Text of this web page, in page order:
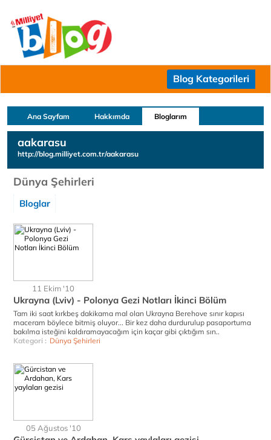
Blog Kategorileri
Ana Sayfam Hakkımda Bloglarım
aakarasu
http://blog.milliyet.com.tr/aakarasu
Dünya Şehirleri
Bloglar
11 Ekim '10
Ukrayna (Lviv) - Polonya Gezi Notları İkinci Bölüm
Tam iki saat kırkbeş dakikama mal olan Ukrayna Berehove sınır kapısı
maceram böylece bitmiş oluyor... Bir kez daha durdurulup pasaportuma
bakılma isteğini kaldıramayacağım için kaçar gibi çıktığım sın..
Kategori : Dünya Şehirleri
05 Ağustos '10